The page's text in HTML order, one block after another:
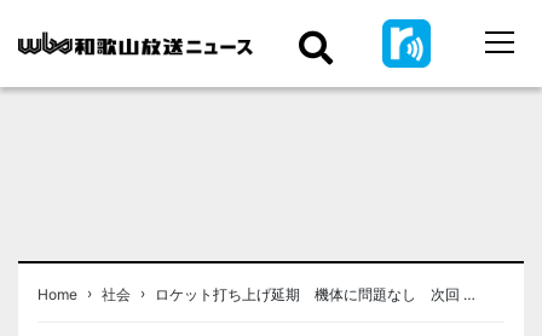
Home › 社会 › ロケット打ち上げ延期 機体に問題なし 次回 …